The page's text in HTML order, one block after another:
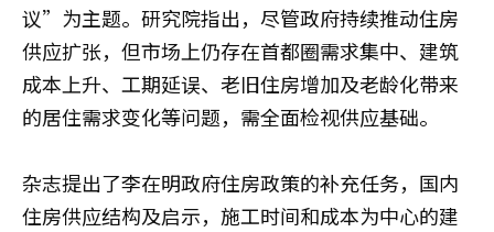
议”为主题。研究院指出，尽管政府持续推动住房
供应扩张，但市场上仍存在首都圈需求集中、建筑
成本上升、工期延误、老旧住房增加及老龄化带来
的居住需求变化等问题，需全面检视供应基础。
杂志提出了李在明政府住房政策的补充任务，国内
住房供应结构及启示，施工时间和成本为中心的建